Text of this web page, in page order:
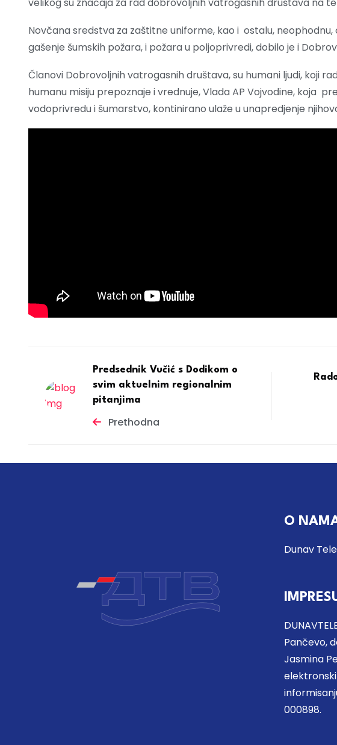
Novčana sredstva za zaštitne uniforme, kao i ostalu,
gašenje šumskih požara, i požara u poljoprivredi, dobilo je i
Članovi Dobrovoljnih vatrogasnih društava, su humani ljudi, koji
humanu misiju prepoznaje i vrednuje, Vlada AP Vojvodine, koja
vodoprivredu i šumarstvo, kontinirano ulaže u unapredjenje
Predsednik Vučić s Dodikom o
svim aktuelnim regionalnim
pitanjima
Prethodna
O
Dunav
Pančevo,
Jasmina
000898.